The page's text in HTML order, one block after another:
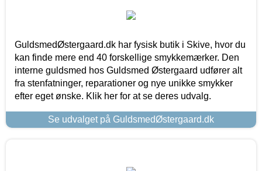
GuldsmedØstergaard.dk har fysisk butik i Skive, hvor du
kan finde mere end 40 forskellige smykkemærker. Den
interne guldsmed hos Guldsmed Østergaard udfører alt
fra stenfatninger, reparationer og nye unikke smykker
efter eget ønske. Klik her for at se deres udvalg.
Se udvalget på GuldsmedØstergaard.dk